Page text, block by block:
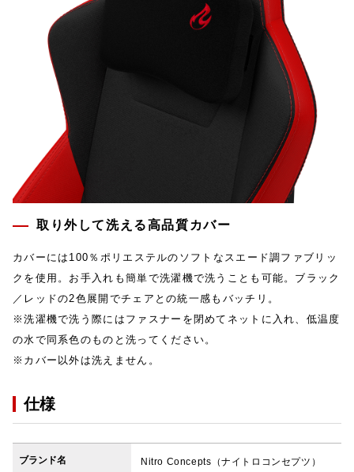
取り外して洗える高品質カバー
カバーには100％ポリエステルのソフトなスエード調ファブリッ
クを使用。お手入れも簡単で洗濯機で洗うことも可能。ブラック
／レッドの2色展開でチェアとの統一感もバッチリ。
※洗濯機で洗う際にはファスナーを閉めてネットに入れ、低温度
の水で同系色のものと洗ってください。
※カバー以外は洗えません。
仕様
ブランド名 Nitro Concepts（ナイトロコンセプツ）